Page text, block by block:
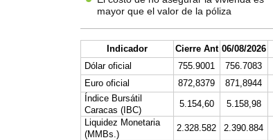
mayor que el valor de la póliza
Indicador Cierre Ant 06/08/2026
Dólar oficial
755.9001
756.7083
Euro oficial
872,8379
871,8944
Índice Bursátil
Caracas (IBC)
5.154,60
5.158,98
Liquidez Monetaria
(MMBs.)
2.328.582
2.390.884